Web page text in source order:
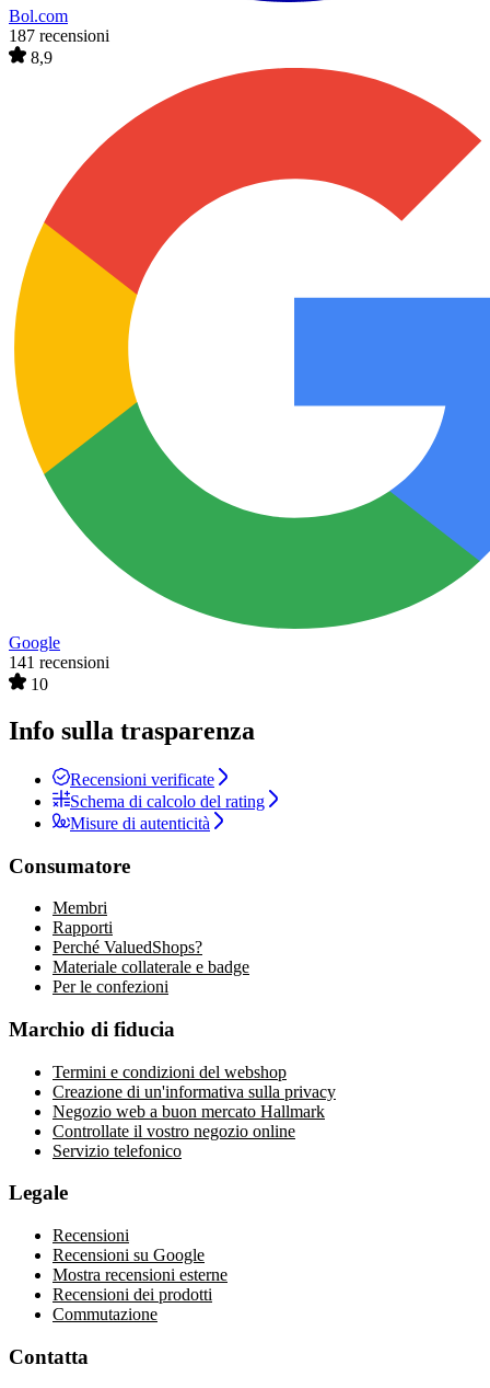
Bol.com
187 recensioni
8,9
Google
141 recensioni
10
Info sulla trasparenza
Recensioni verificate
Schema di calcolo del rating
Misure di autenticità
Consumatore
Membri
Rapporti
Perché ValuedShops?
Materiale collaterale e badge
Per le confezioni
Marchio di fiducia
Termini e condizioni del webshop
Creazione di un'informativa sulla privacy
Negozio web a buon mercato Hallmark
Controllate il vostro negozio online
Servizio telefonico
Legale
Recensioni
Recensioni su Google
Mostra recensioni esterne
Recensioni dei prodotti
Commutazione
Contatta